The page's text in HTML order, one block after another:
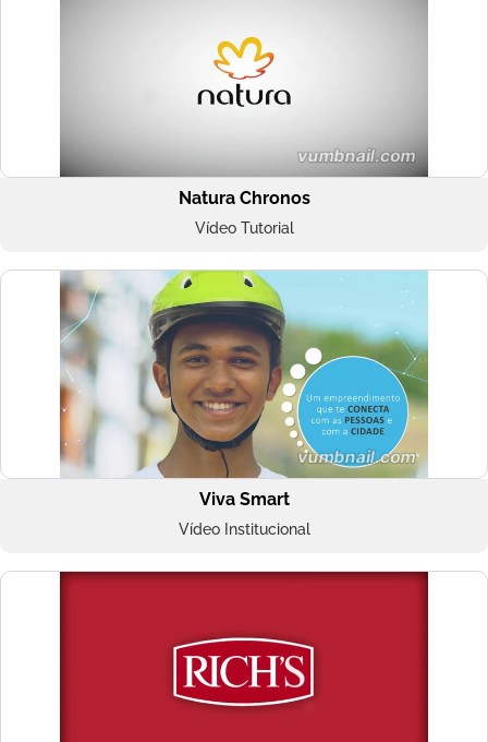
Natura Chronos
Vídeo Tutorial
Viva Smart
Vídeo Institucional